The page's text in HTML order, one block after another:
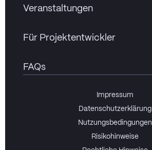
Veranstaltungen
Für Projektentwickler
FAQs
Impressum
Datenschutzerklärung
Nutzungsbedingungen
Risikohinweise